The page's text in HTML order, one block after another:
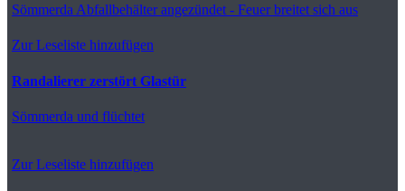
Sömmerda Abfallbehälter angezündet - Feuer breitet sich aus
Zur Leseliste hinzufügen
Randalierer zerstört Glastür
Sömmerda und flüchtet
Zur Leseliste hinzufügen